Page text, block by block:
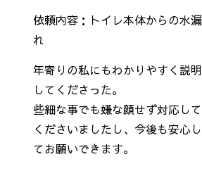
依頼内容：トイレ本体からの水漏
れ
年寄りの私にもわかりやすく説明
してくださった。
些細な事でも嫌な顔せず対応して
くださいましたし、今後も安心し
てお願いできます。